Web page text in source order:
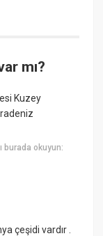
mı?
Kuzey
burada okuyun:
çeşidi vardır .